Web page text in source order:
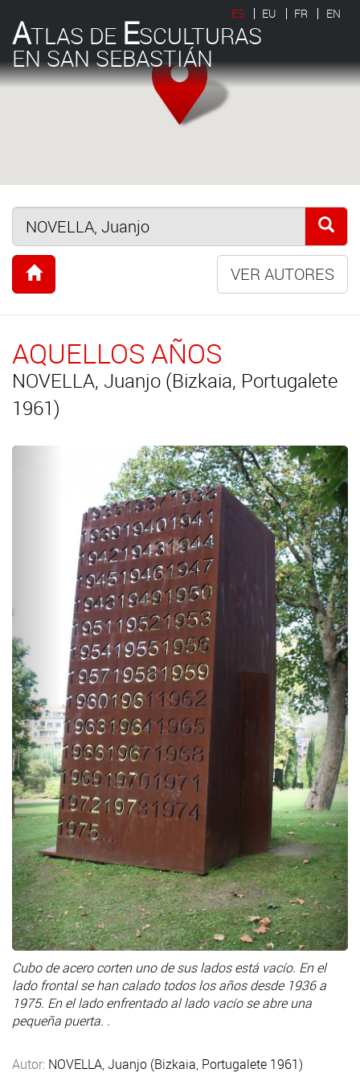
ATLAS DE ESCULTURAS
EN SAN SEBASTIÁN
ES EU FR EN
VER AUTORES
AQUELLOS AÑOS
NOVELLA, Juanjo (Bizkaia, Portugalete
1961)
Cubo de acero corten uno de sus lados está vacío. En el
lado frontal se han calado todos los años desde 1936 a
1975. En el lado enfrentado al lado vacío se abre una
pequeña puerta. .
Autor: NOVELLA, Juanjo (Bizkaia, Portugalete 1961)